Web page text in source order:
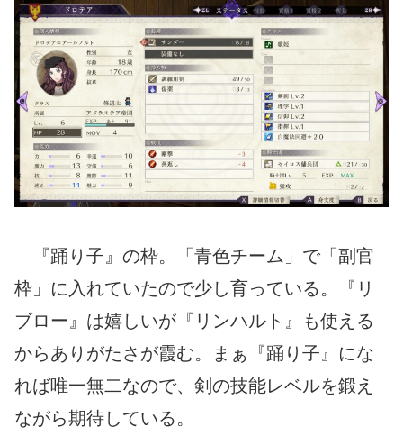
『踊り子』の枠。「青色チーム」で「副官
枠」に入れていたので少し育っている。『リ
ブロー』は嬉しいが『リンハルト』も使える
からありがたさが霞む。まぁ『踊り子』にな
れば唯一無二なので、剣の技能レベルを鍛え
ながら期待している。